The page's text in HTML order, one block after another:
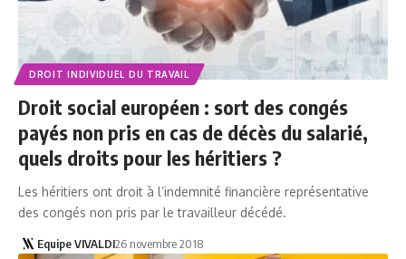
DROIT INDIVIDUEL DU TRAVAIL
Droit social européen : sort des congés
payés non pris en cas de décès du salarié,
quels droits pour les héritiers ?
Les héritiers ont droit à l’indemnité financière représentative
des congés non pris par le travailleur décédé.
Equipe VIVALDI26 novembre 2018